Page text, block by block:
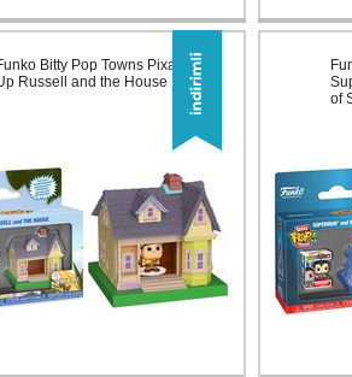
Bitty Pop Towns Pixar
Russell and the House
of